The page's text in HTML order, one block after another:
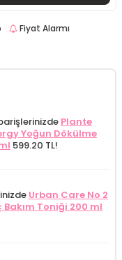
Fiyat Alarmı
Plante
Yoğun Dökülme
599.20 TL!
Urban Care No 2
Toniği 200 ml